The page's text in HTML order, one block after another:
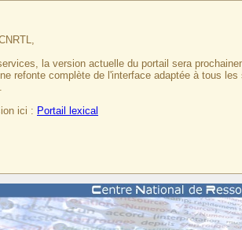
la version actuelle du portail sera
refonte complète de l'interface adaptée à tous
ici : Portail lexical